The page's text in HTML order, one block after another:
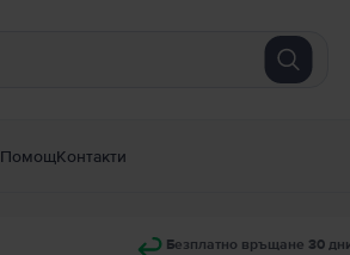
ПомощКонтакти
Безплатно връщане 30